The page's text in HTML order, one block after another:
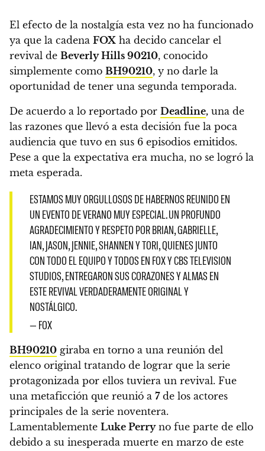
El efecto de la nostalgía esta vez no ha funcionado
ya que la cadena FOX ha decido cancelar el
revival de Beverly Hills 90210, conocido
simplemente como BH90210, y no darle la
oportunidad de tener una segunda temporada.
De acuerdo a lo reportado por Deadline, una de
las razones que llevó a esta decisión fue la poca
audiencia que tuvo en sus 6 episodios emitidos.
Pese a que la expectativa era mucha, no se logró la
meta esperada.
ESTAMOS MUY ORGULLOSOS DE HABERNOS REUNIDO EN
UN EVENTO DE VERANO MUY ESPECIAL. UN PROFUNDO
AGRADECIMIENTO Y RESPETO POR BRIAN, GABRIELLE,
IAN, JASON, JENNIE, SHANNEN Y TORI, QUIENES JUNTO
CON TODO EL EQUIPO Y TODOS EN FOX Y CBS TELEVISION
STUDIOS, ENTREGARON SUS CORAZONES Y ALMAS EN
ESTE REVIVAL VERDADERAMENTE ORIGINAL Y
NOSTÁLGICO.
— FOX
BH90210 giraba en torno a una reunión del
elenco original tratando de lograr que la serie
protagonizada por ellos tuviera un revival. Fue
una metaficción que reunió a 7de los actores
principales de la serie noventera.
Lamentablemente Luke Perryno fue parte de ello
debido a su inesperada muerte en marzo de este